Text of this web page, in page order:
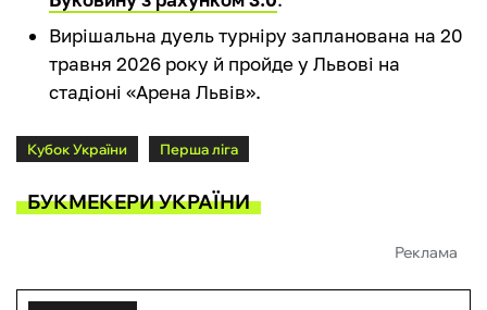
Вирішальна дуель турніру запланована на 20
травня 2026 року й пройде у Львові на
стадіоні «Арена Львів».
Кубок України Перша ліга
БУКМЕКЕРИ УКРАЇНИ
Реклама